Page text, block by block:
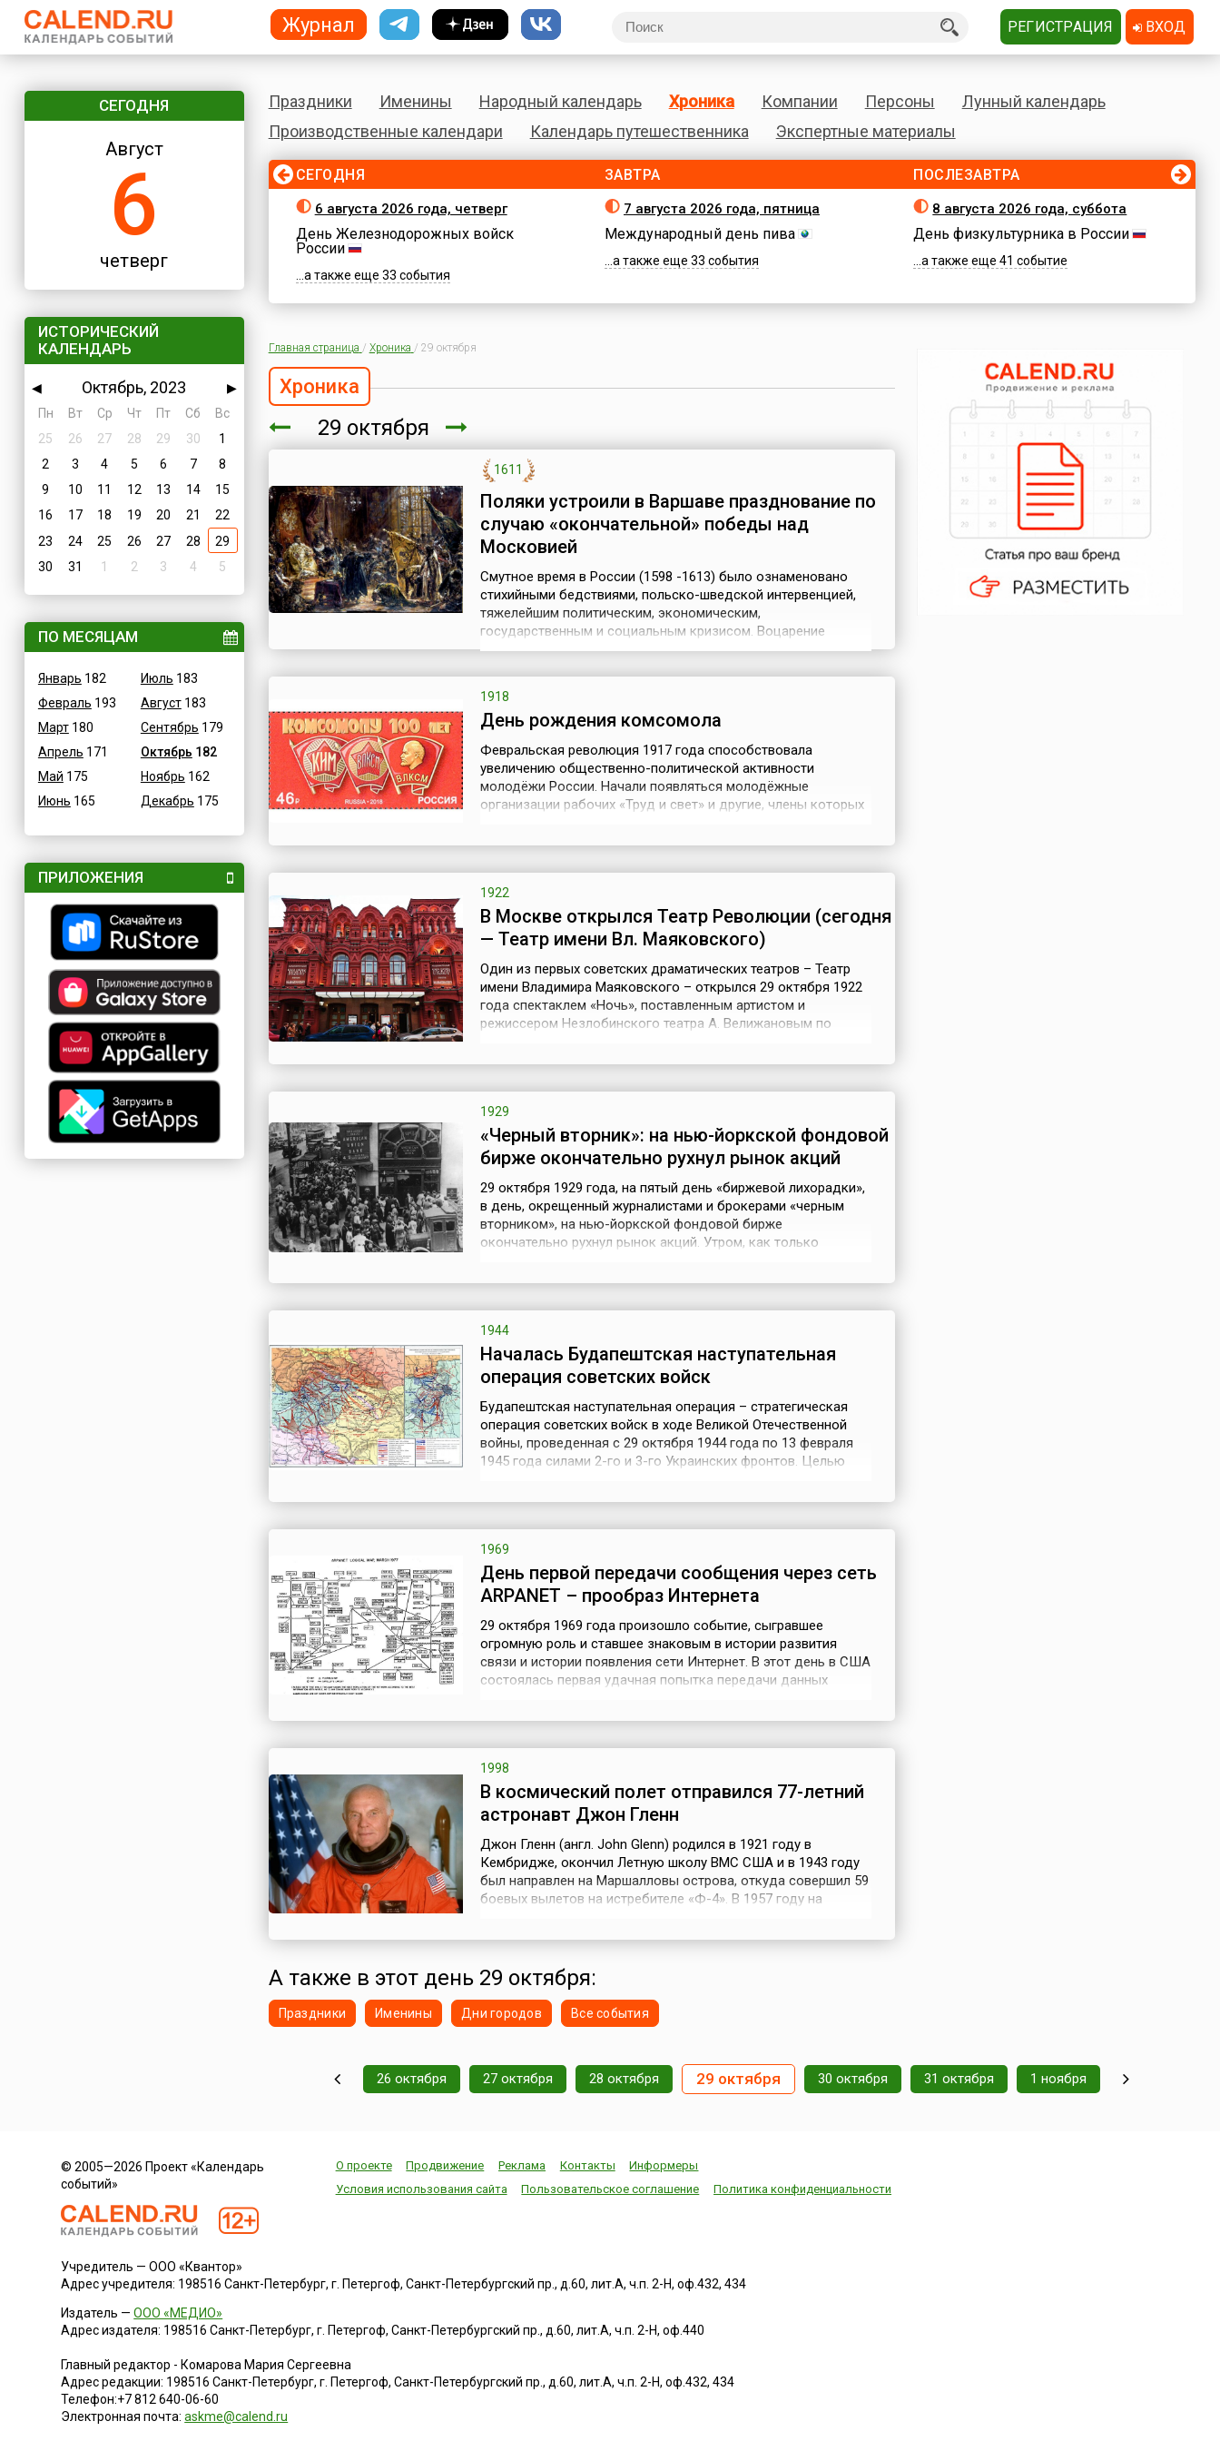
СЕГОДНЯ
Август
6
четверг
ИСТОРИЧЕСКИЙ
КАЛЕНДАРЬ
◀ Октябрь, 2023
▶
Пн
Вт Ср Чт Пт Сб
Вс
25
26 27 28 29 30
1
2
3 4 5 6 7
8
9
10 11 12 13 14
15
16
17 18 19 20 21
22
23
24 25 26 27 28
29
30
31 1 2 3 4 5
ПО МЕСЯЦАМ
Январь 182
Февраль 193
Март180
Апрель 171
Май 175
Июнь 165
Июль 183
Август183
Сентябрь 179
Октябрь 182
Ноябрь 162
Декабрь 175
ПРИЛОЖЕНИЯ
Праздники Именины Народный календарь Хроника Компании Персоны
Лунный календарь
Производственные календари
Календарь путешественника Экспертные материалы
СЕГОДНЯ
6 августа 2026 года, четверг
День Железнодорожных войск
России
...а также еще 33 события
ЗАВТРА
7 августа 2026 года, пятница
Международный день пива
...а также еще 33 события
ПОСЛЕЗАВТРА
8 августа 2026 года, суббота
День физкультурника в России
...а также еще 41 событие
Главная страница / Хроника / 29 октября
Хроника
29 октября
1611
Поляки устроили в Варшаве празднование по
случаю «окончательной» победы над
Московией
Смутное время в России (1598 -1613) было ознаменовано
стихийными бедствиями, польско-шведской интервенцией,
тяжелейшим политическим, экономическим,
государственным и социальным кризисом. Воцарение
Лжедмитрия I, заговор Шуйского, многочисленные
момент Речи Посполитой, ослабили страну. ...
1918
День рождения комсомола
Февральская революция 1917 года способствовала
увеличению общественно-политической активности
молодёжи России. Начали появляться молодёжные
организации рабочих «Труд и свет» и другие, члены которых
(ССРМ). 29 октября 1918 года на I ...
1922
В Москве открылся Театр Революции (сегодня
— Театр имени Вл. Маяковского)
Один из первых советских драматических театров – Театр
имени Владимира Маяковского – открылся 29 октября 1922
года спектаклем «Ночь», поставленным артистом и
режиссером Незлобинского театра А. Велижановым по
– Московский театр ...
1929
«Черный вторник»: на нью-йоркской фондовой
бирже окончательно рухнул рынок акций
29 октября 1929 года, на пятый день «биржевой лихорадки»,
в день, окрещенный журналистами и брокерами «черным
вторником», на нью-йоркской фондовой бирже
окончательно рухнул рынок акций. Утром, как только
и банкиры. К концу дня были прода...
1944
Началась Будапештская наступательная
операция советских войск
Будапештская наступательная операция – стратегическая
операция советских войск в ходе Великой Отечественной
войны, проведенная с 29 октября 1944 года по 13 февраля
1945 года силами 2-го и 3-го Украинских фронтов. Целью
советское командов...
1969
День первой передачи сообщения через сеть
ARPANET – прообраз Интернета
29 октября 1969 года произошло событие, сыгравшее
огромную роль и ставшее знаковым в истории развития
связи и истории появления сети Интернет. В этот день в США
состоялась первая удачная попытка передачи данных
аббревиатурой названия организа...
1998
В космический полет отправился 77-летний
астронавт Джон Гленн
Джон Гленн (англ. John Glenn) родился в 1921 году в
Кембридже, окончил Летную школу ВМС США и в 1943 году
был направлен на Маршалловы острова, откуда совершил 59
боевых вылетов на истребителе «Ф-4». В 1957 году на
шестью другими военн...
А также в этот день 29 октября:
Праздники Именины Дни городов Все события
26 октября 27 октября 28 октября 29 октября 30 октября 31 октября 1 ноября
© 2005—2026 Проект «Календарь
событий»
О проекте Продвижение Реклама Контакты
Информеры
Условия использования сайта
Пользовательское соглашение Политика конфиденциальности
Учредитель — ООО «Квантор»
Адрес учредителя: 198516 Санкт-Петербург, г. Петергоф, Санкт-Петербургский пр., д.60, лит.А, ч.п. 2-Н, оф.432, 434
Издатель —ООО «МЕДИО»
Адрес издателя: 198516 Санкт-Петербург, г. Петергоф, Санкт-Петербургский пр., д.60, лит.А, ч.п. 2-Н, оф.440
Главный редактор - Комарова Мария Сергеевна
Адрес редакции: 198516 Санкт-Петербург, г. Петергоф,Санкт-Петербургский пр., д.60, лит.А, ч.п. 2-Н, оф.432, 434
Телефон:+7 812 640-06-60
Электронная почта:askme@calend.ru
Журнал РЕГИСТРАЦИЯ ВХОД